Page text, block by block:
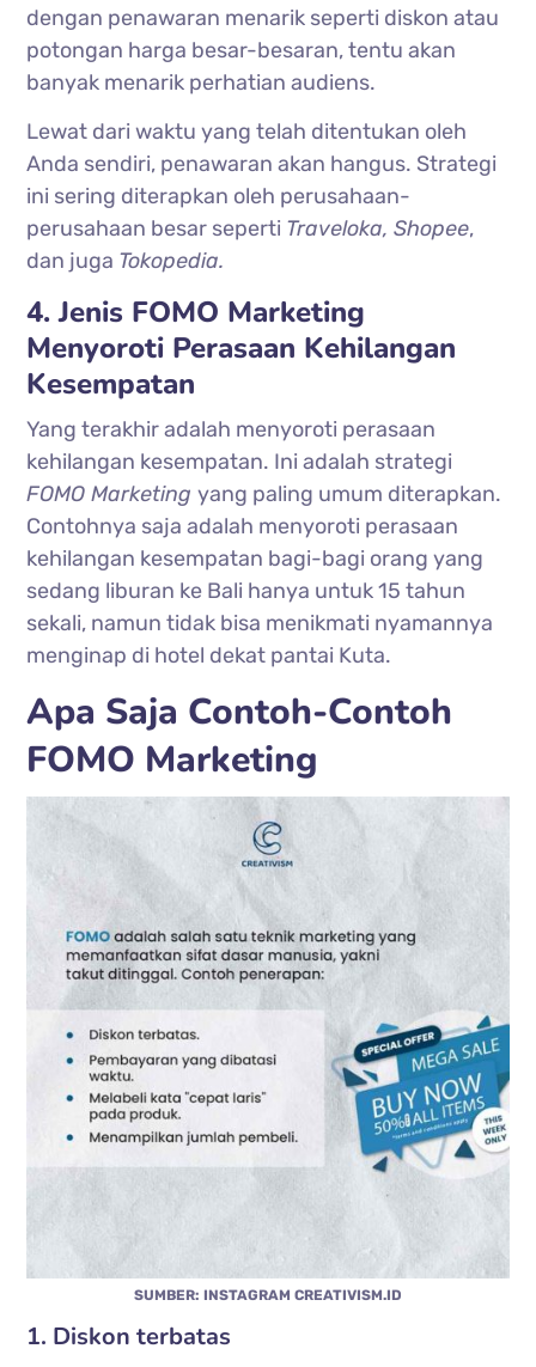
dengan penawaran menarik seperti diskon atau
potongan harga besar-besaran, tentu akan
banyak menarik perhatian audiens.
Lewat dari waktu yang telah ditentukan oleh
Anda sendiri, penawaran akan hangus. Strategi
ini sering diterapkan oleh perusahaan-
perusahaan besar seperti Traveloka, Shopee,
dan juga Tokopedia.
4. Jenis FOMO Marketing
Menyoroti Perasaan Kehilangan
Kesempatan
Yang terakhir adalah menyoroti perasaan
kehilangan kesempatan. Ini adalah strategi
FOMO Marketingyang paling umum diterapkan.
Contohnya saja adalah menyoroti perasaan
kehilangan kesempatan bagi-bagi orang yang
sedang liburan ke Bali hanya untuk 15 tahun
sekali, namun tidak bisa menikmati nyamannya
menginap di hotel dekat pantai Kuta.
Apa Saja Contoh-Contoh
FOMO Marketing
SUMBER: INSTAGRAM CREATIVISM.ID
1. Diskon terbatas